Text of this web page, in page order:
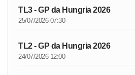
TL3 - GP da Hungria 2026
25/07/2026 07:30
TL2 - GP da Hungria 2026
24/07/2026 12:00